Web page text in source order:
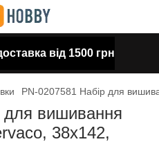
від 1500 грн
PN-0207581 Набір для
для вишивання
38х142,